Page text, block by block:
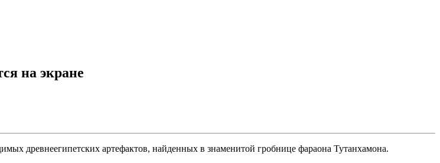
на экране
древнеегипетских артефактов, найденных в знаменитой гробнице фараона Тутанхамона.